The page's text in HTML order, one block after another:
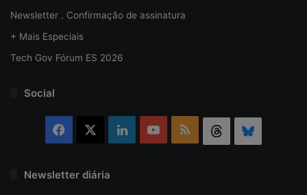
Newsletter . Confirmação de assinatura
+ Mais Especiais
Tech Gov Fórum ES 2026
Social
Facebook LinkedinYouTubeRSS Threads
Newsletter diária